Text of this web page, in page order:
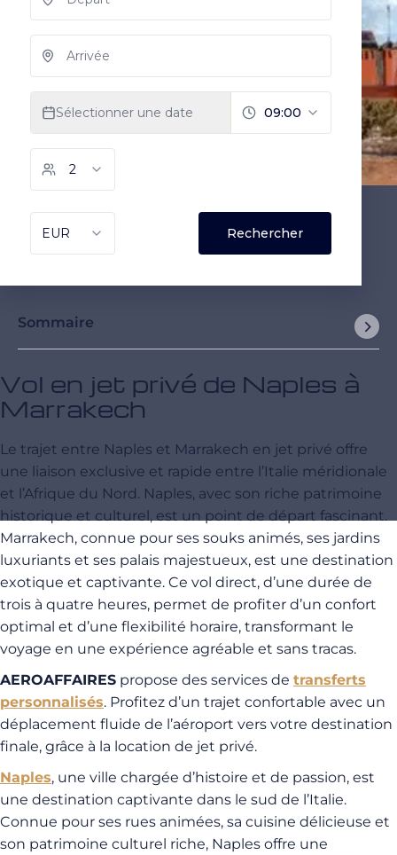
Sommaire
Vol en jet privé de Naples à
Marrakech
Le trajet entre Naples et Marrakech en jet privé offre
une liaison exclusive et rapide entre l’Italie méridionale
et l’Afrique du Nord. Naples, avec son riche patrimoine
historique et culturel, est un point de départ fascinant.
Marrakech, connue pour ses souks animés, ses jardins
luxuriants et ses palais majestueux, est une destination
exotique et captivante. Ce vol direct, d’une durée de
trois à quatre heures, permet de profiter d’un confort
optimal et d’une flexibilité horaire, transformant le
voyage en une expérience agréable et sans tracas.
AEROAFFAIRES propose des services de transferts
personnalisés. Profitez d’un trajet confortable avec un
déplacement fluide de l’aéroport vers votre destination
finale, grâce à la location de jet privé.
Naples, une ville chargée d’histoire et de passion, est
une destination captivante dans le sud de l’Italie.
Connue pour ses rues animées, sa cuisine délicieuse et
son patrimoine culturel riche, Naples offre une